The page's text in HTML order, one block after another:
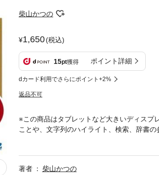
柴山かつの
1,650(税込)
15pt獲得 ポイント詳細
dカード利用でさらにポイント+2%
返品不可
※この商品はタブレットなど大きいディスプ
ことや、文字列のハイライト、検索、辞書
発売したものの書籍部分のみを電子化した
身に付けたら模擬テストにチャレンジ。
著者
柴山かつの